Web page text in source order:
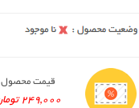
قیمت محصول
249,000 تومان